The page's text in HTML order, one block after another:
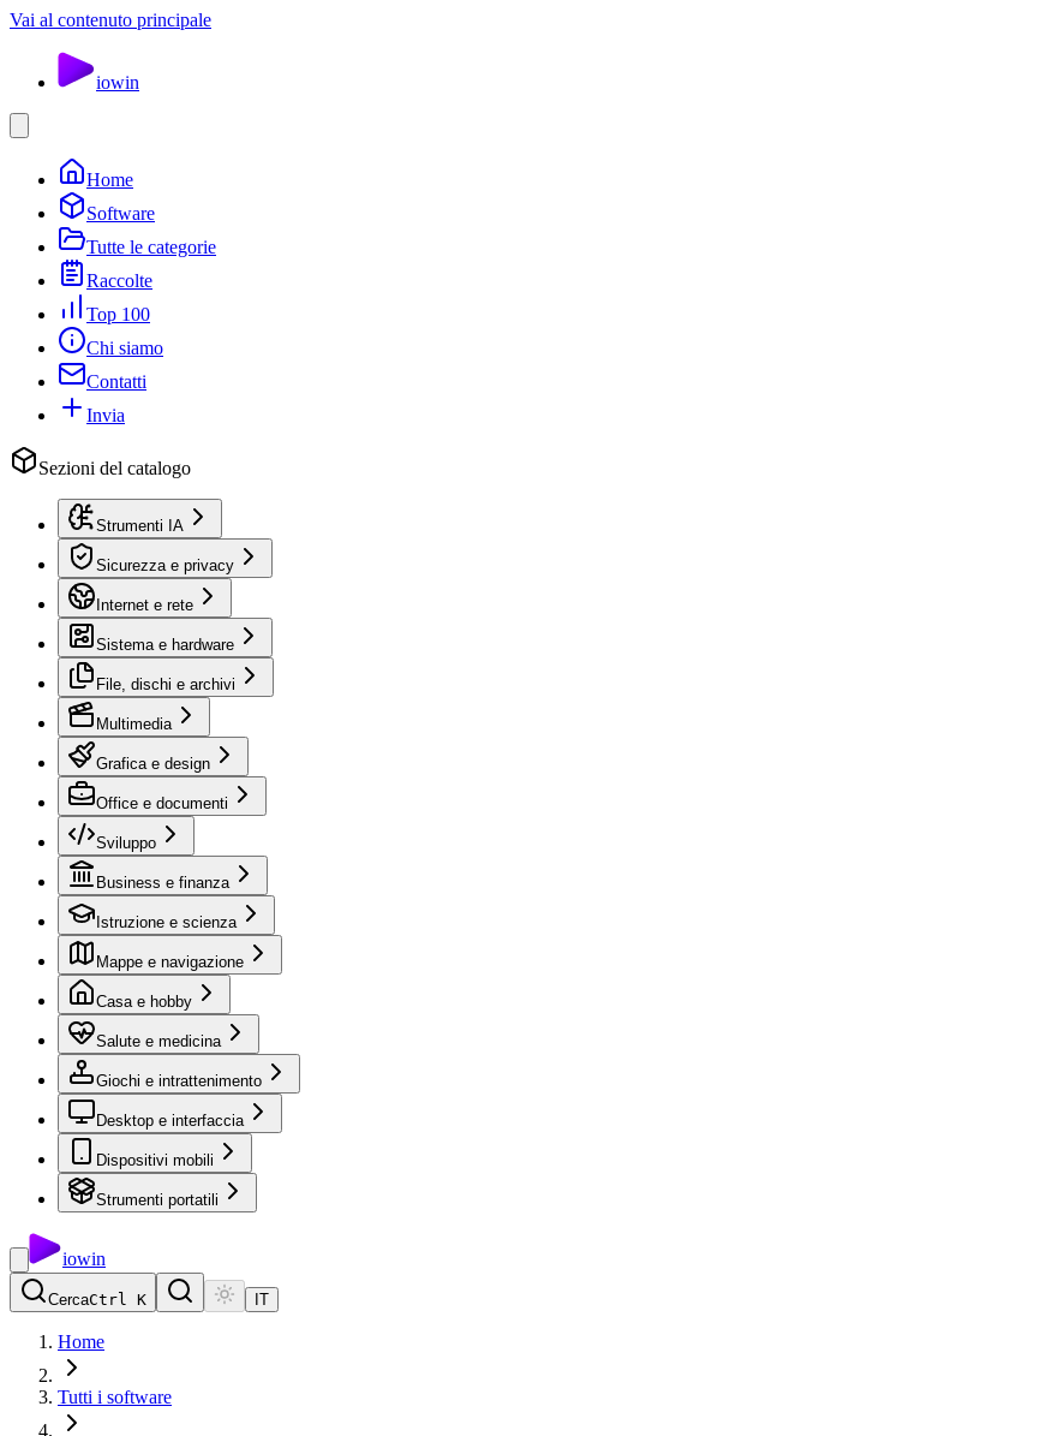
Vai al contenuto principale
iowin
Home
Software
Tutte le categorie
Raccolte
Top 100
Chi siamo
Contatti
Invia
Sezioni del catalogo
Strumenti IA
Sicurezza e privacy
Internet e rete
Sistema e hardware
File, dischi e archivi
Multimedia
Grafica e design
Office e documenti
Sviluppo
Business e finanza
Istruzione e scienza
Mappe e navigazione
Casa e hobby
Salute e medicina
Giochi e intrattenimento
Desktop e interfaccia
Dispositivi mobili
Strumenti portatili
iowin
CercaCtrl K IT
Home
Tutti i software